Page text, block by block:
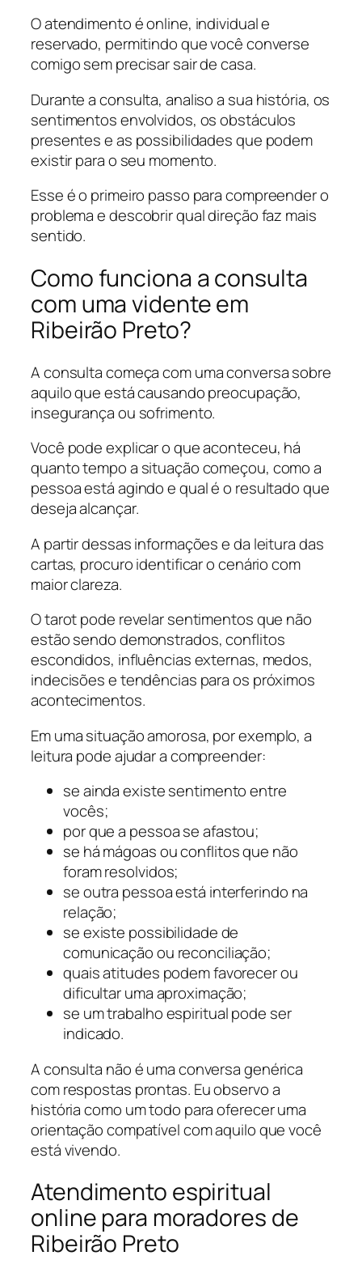
O atendimento é online, individual e
reservado, permitindo que você converse
comigo sem precisar sair de casa.
Durante a consulta, analiso a sua história, os
sentimentos envolvidos, os obstáculos
presentes e as possibilidades que podem
existir para o seu momento.
Esse é o primeiro passo para compreender o
problema e descobrir qual direção faz mais
sentido.
Como funciona a consulta
com uma vidente em
Ribeirão Preto?
A consulta começa com uma conversa sobre
aquilo que está causando preocupação,
insegurança ou sofrimento.
Você pode explicar o que aconteceu, há
quanto tempo a situação começou, como a
pessoa está agindo e qual é o resultado que
deseja alcançar.
A partir dessas informações e da leitura das
cartas, procuro identificar o cenário com
maior clareza.
O tarot pode revelar sentimentos que não
estão sendo demonstrados, conflitos
escondidos, influências externas, medos,
indecisões e tendências para os próximos
acontecimentos.
Em uma situação amorosa, por exemplo, a
leitura pode ajudar a compreender:
se ainda existe sentimento entre
vocês;
por que a pessoa se afastou;
se há mágoas ou conflitos que não
foram resolvidos;
se outra pessoa está interferindo na
relação;
se existe possibilidade de
comunicação ou reconciliação;
quais atitudes podem favorecer ou
dificultar uma aproximação;
se um trabalho espiritual pode ser
indicado.
A consulta não é uma conversa genérica
com respostas prontas. Eu observo a
história como um todo para oferecer uma
orientação compatível com aquilo que você
está vivendo.
Atendimento espiritual
online para moradores de
Ribeirão Preto